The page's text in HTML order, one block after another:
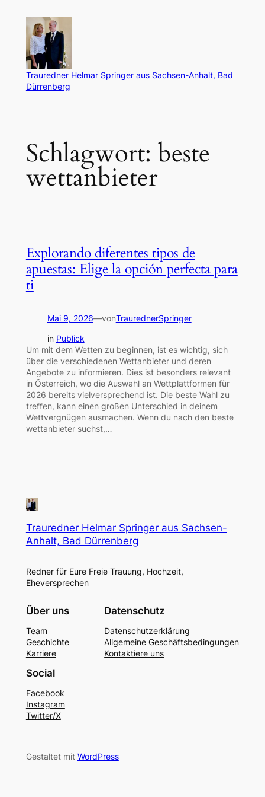
springen
Trauredner Helmar Springer aus Sachsen-Anhalt, Bad
Dürrenberg
Schlagwort: beste
wettanbieter
Explorando diferentes tipos de
apuestas: Elige la opción perfecta para
ti
Mai 9, 2026—vonTraurednerSpringer
in Publick
Um mit dem Wetten zu beginnen, ist es wichtig, sich
über die verschiedenen Wettanbieter und deren
Angebote zu informieren. Dies ist besonders relevant
in Österreich, wo die Auswahl an Wettplattformen für
2026 bereits vielversprechend ist. Die beste Wahl zu
treffen, kann einen großen Unterschied in deinem
Wettvergnügen ausmachen. Wenn du nach den beste
wettanbieter suchst,…
Trauredner Helmar Springer aus Sachsen-
Anhalt, Bad Dürrenberg
Redner für Eure Freie Trauung, Hochzeit,
Eheversprechen
Über uns
Team
Geschichte
Karriere
Datenschutz
Datenschutzerklärung
Allgemeine Geschäftsbedingungen
Kontaktiere uns
Social
Facebook
Instagram
Twitter/X
Gestaltet mit WordPress